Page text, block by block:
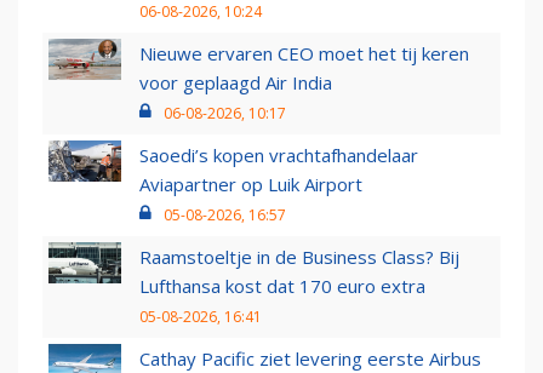
06-08-2026, 10:24
Nieuwe ervaren CEO moet het tij keren
voor geplaagd Air India
06-08-2026, 10:17
Saoedi’s kopen vrachtafhandelaar
Aviapartner op Luik Airport
05-08-2026, 16:57
Raamstoeltje in de Business Class? Bij
Lufthansa kost dat 170 euro extra
05-08-2026, 16:41
Cathay Pacific ziet levering eerste Airbus